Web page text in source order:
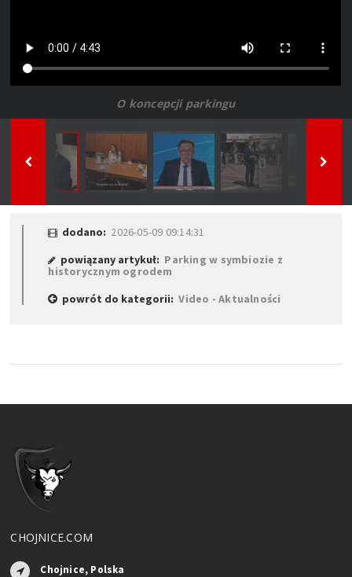
O koncepcji parkingu
dodano: 2026-05-09 09:14:31
powiązany artykuł: Parking w symbiozie z
historycznym ogrodem
powrót do kategorii:Video - Aktualności
CHOJNICE.COM
Chojnice, Polska